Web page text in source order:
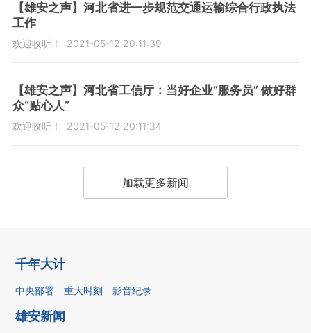
【雄安之声】河北省进一步规范交通运输综合行政执法
工作
欢迎收听！ 2021-05-12 20:11:39
【雄安之声】河北省工信厅：当好企业“服务员” 做好群
众“贴心人”
欢迎收听！ 2021-05-12 20:11:34
加载更多新闻
千年大计
中央部署 重大时刻 影音纪录
雄安新闻